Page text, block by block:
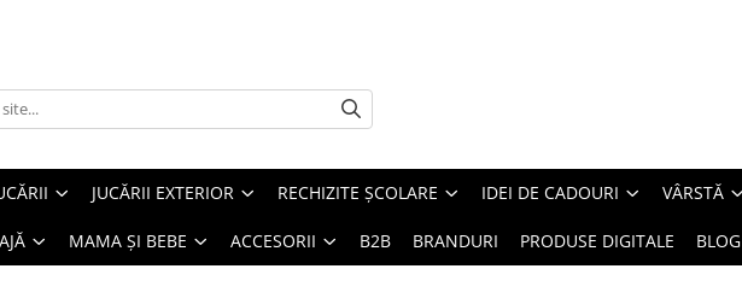
JUCĂRII EXTERIOR RECHIZITE ȘCOLARE IDEI DE CADOURI VÂRSTĂ
MAMA ȘI BEBE ACCESORII B2B BRANDURI PRODUSE DIGITALE BLOG